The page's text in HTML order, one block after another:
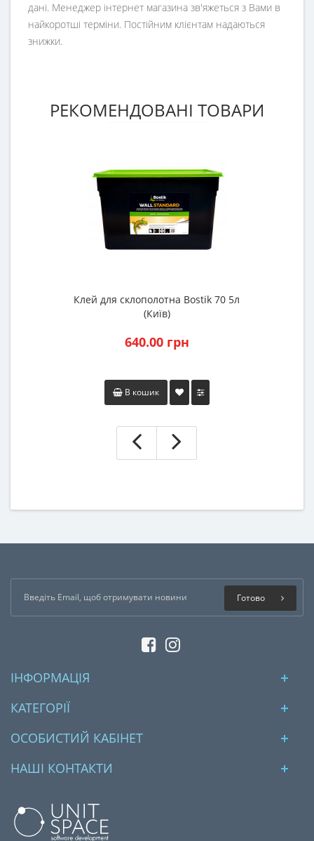
дані. Менеджер інтернет магазина зв'яжеться з Вами в
найкоротші терміни. Постійним клієнтам надаються
знижки.
РЕКОМЕНДОВАНІ ТОВАРИ
Клей для склополотна Bostik 70 5л
(Київ)
640.00 грн
В кошик
Готово
ІНФОРМАЦІЯ
КАТЕГОРІЇ
ОСОБИСТИЙ КАБІНЕТ
НАШІ КОНТАКТИ